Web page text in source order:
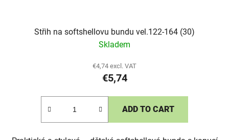
Střih na softshellovu bundu vel.122-164 (30)
Skladem
€4,74 excl. VAT
€5,74
ADD TO CART